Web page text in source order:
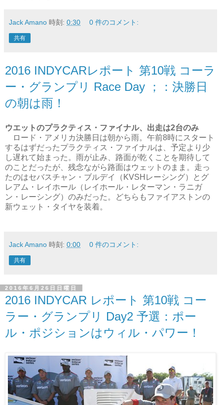
Jack Amano 時刻: 0:30 0 件のコメント:
共有
2016 INDYCARレポート 第10戦 コーラ
ー・グランプリ Race Day ；：決勝日
の朝は雨！
ウエットのプラクティス・ファイナル、出走は2台のみ
ロード・アメリカ決勝日は朝から雨。午前8時にスタート
するはずだったプラクティス・ファイナルは、予定より少
し遅れて始まった。雨が止み、路面が乾くことを期待して
のことだったが、残念ながら路面はウェットのまま。走っ
たのはセバスチャン・ブルデイ（KVSHレーシング）とグ
レアム・レイホール（レイホール・レターマン・ラニガ
ン・レーシング）のみだった。どちらもファイアストンの
新ウェット・タイヤを装着。
Jack Amano 時刻: 0:00 0 件のコメント:
共有
2016年6月26日日曜日
2016 INDYCAR レポート 第10戦 コー
ラー・グランプリ Day2 予選：ポー
ル・ポジションはウィル・パワー！